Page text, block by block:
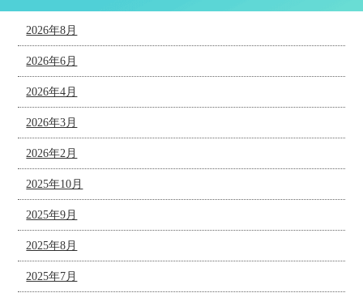
2026年8月
2026年6月
2026年4月
2026年3月
2026年2月
2025年10月
2025年9月
2025年8月
2025年7月